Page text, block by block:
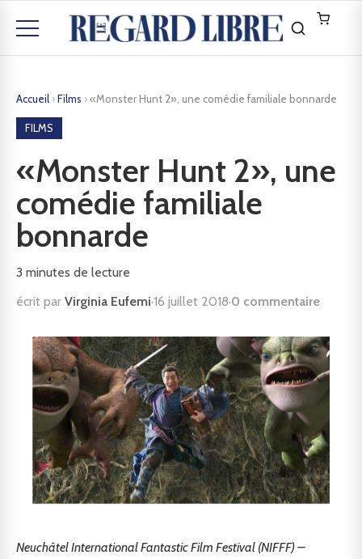
Accueil ›Films ›«Monster Hunt 2», une comédie familiale bonnarde
FILMS
«Monster Hunt 2», une
comédie familiale
bonnarde
3 minutes de lecture
écrit par Virginia Eufemi·16 juillet 2018·0 commentaire
Neuchâtel International Fantastic Film Festival (NIFFF) –